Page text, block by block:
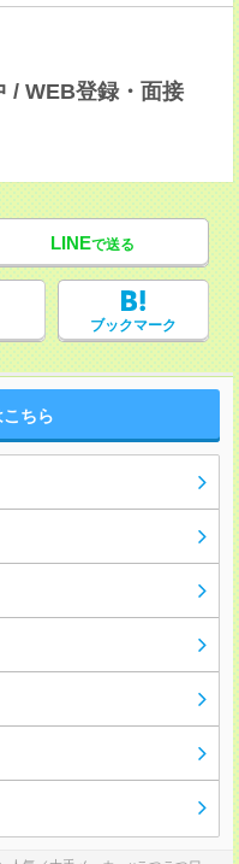
/ WEB登録・面接
LINEで送る
ブックマーク
ちら